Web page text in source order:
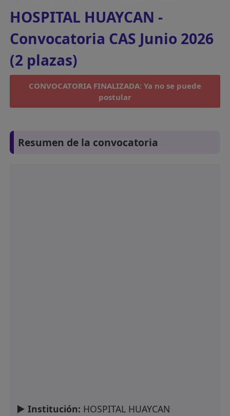
HOSPITAL HUAYCAN -
Convocatoria CAS Junio 2026
(2 plazas)
CONVOCATORIA FINALIZADA: Ya no se puede
postular
Resumen de la convocatoria
► Institución: HOSPITAL HUAYCAN